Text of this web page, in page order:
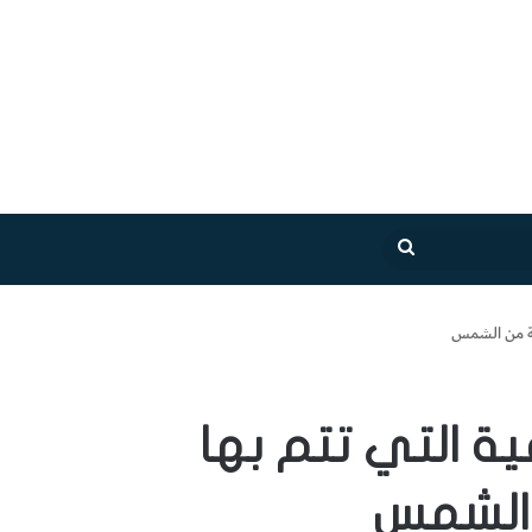
عن
من الشمس
التي تتم بها
الشمس